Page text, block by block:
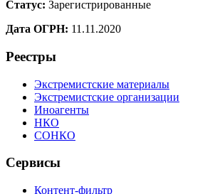
Статус: Зарегистрированные
Дата ОГРН: 11.11.2020
Реестры
Экстремистские материалы
Экстремистские организации
Иноагенты
НКО
СОНКО
Сервисы
Контент-фильтр